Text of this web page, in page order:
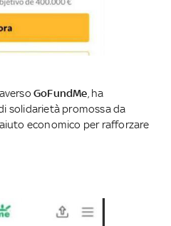
GoFundMe , ha
solidarietà promossa da
economico per rafforzare